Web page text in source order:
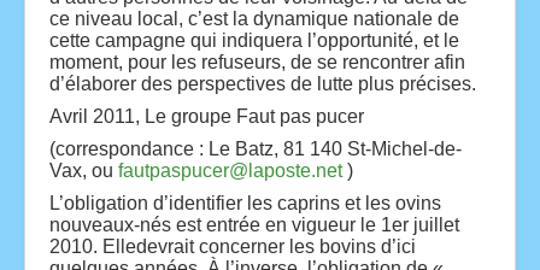
ce niveau local, c’est la dynamique nationale de
cette campagne qui indiquera l’opportunité, et le
moment, pour les refuseurs, de se rencontrer afin
d’élaborer des perspectives de lutte plus précises.
Avril 2011, Le groupe Faut pas pucer
(correspondance : Le Batz, 81 140 St-Michel-de-
Vax, ou fautpaspucer@laposte.net)
L’obligation d’identifier les caprins et les ovins
nouveaux-nés est entrée en vigueur le 1er juillet
2010. Elledevrait concerner les bovins d’ici